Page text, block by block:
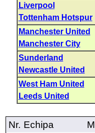
Liverpool
Tottenham Hotspur
Manchester United
Manchester City
Sunderland
Newcastle United
West Ham United
Leeds United
Nr. Echipa M